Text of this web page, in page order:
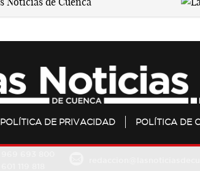
POLÍTICA DE PRIVACIDAD POLÍTICA DE